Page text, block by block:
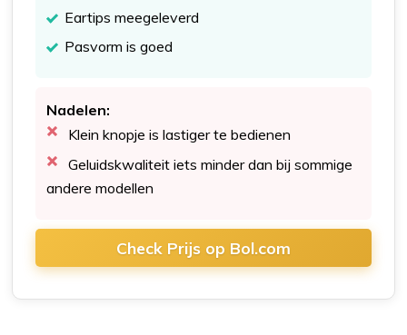
Eartips meegeleverd
Pasvorm is goed
Nadelen:
Klein knopje is lastiger te bedienen
Geluidskwaliteit iets minder dan bij sommige
andere modellen
Check Prijs op Bol.com